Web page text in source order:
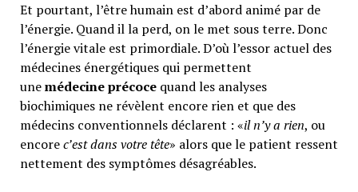
Et pourtant, l’être humain est d’abord animé par de
l’énergie. Quand il la perd, on le met sous terre. Donc
l’énergie vitale est primordiale. D’où l’essor actuel des
médecines énergétiques qui permettent
unemédecine précoce quand les analyses
biochimiques ne révèlent encore rien et que des
médecins conventionnels déclarent : «il n’y a rien, ou
encorec’est dans votre tête» alors que le patient ressent
nettement des symptômes désagréables.